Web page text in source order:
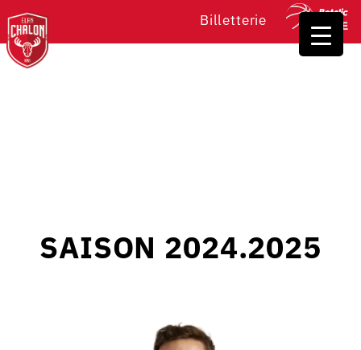
Billetterie
SAISON 2024.2025